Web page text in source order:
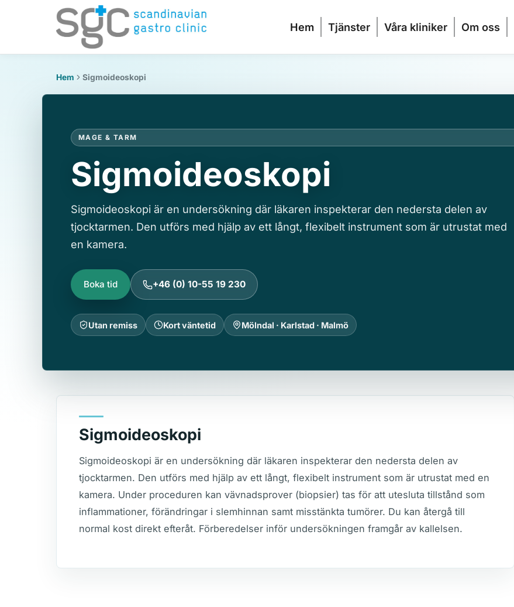
Hem Tjänster Våra kliniker Om oss
Hem Sigmoideoskopi
MAGE & TARM
Sigmoideoskopi
Sigmoideoskopi är en undersökning där läkaren inspekterar den nedersta delen av
tjocktarmen. Den utförs med hjälp av ett långt, flexibelt instrument som är utrustat med
en kamera.
Boka tid +46 (0) 10-55 19 230
Utan remiss Kort väntetid Mölndal · Karlstad · Malmö
Sigmoideoskopi
Sigmoideoskopi är en undersökning där läkaren inspekterar den nedersta delen av
tjocktarmen. Den utförs med hjälp av ett långt, flexibelt instrument som är utrustat med en
kamera. Under proceduren kan vävnadsprover (biopsier) tas för att utesluta tillstånd som
inflammationer, förändringar i slemhinnan samt misstänkta tumörer. Du kan återgå till
normal kost direkt efteråt. Förberedelser inför undersökningen framgår av kallelsen.